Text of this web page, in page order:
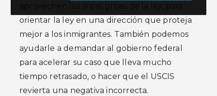
orientar la ley en una dirección que proteja
mejor a los inmigrantes. También podemos
ayudarle a demandar al gobierno federal
para acelerar su caso que lleva mucho
tiempo retrasado, o hacer que el USCIS
revierta una negativa incorrecta.